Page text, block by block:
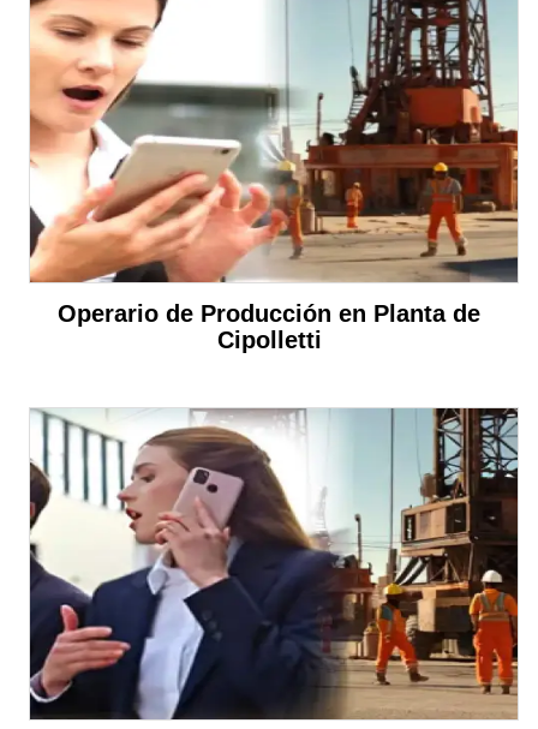
Operario de Producción en Planta de
Cipolletti